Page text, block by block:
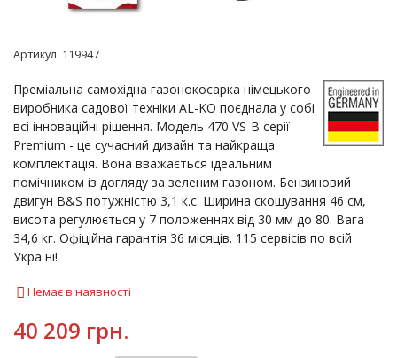
Артикул: 119947
Преміальна самохідна газонокосарка німецького
виробника садової техніки AL-KO поєднала у собі
всі інноваційні рішення. Модель 470 VS-B серії
Premium - це сучасний дизайн та найкраща
комплектація. Вона вважається ідеальним
помічником із догляду за зеленим газоном. Бензиновий
двигун B&S потужністю 3,1 к.с. Ширина скошування 46 см,
висота регулюється у 7 положеннях від 30 мм до 80. Вага
34,6 кг. Офіційна гарантія 36 місяців. 115 сервісів по всій
Україні!
Немає в наявності
40 209 грн.